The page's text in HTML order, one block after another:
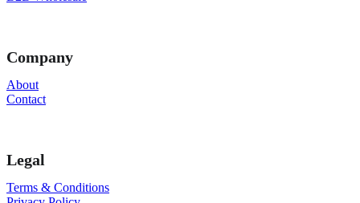
Company
About
Contact
Legal
Terms & Conditions